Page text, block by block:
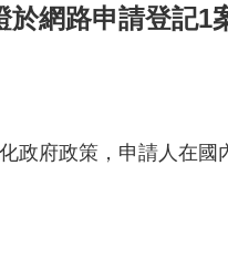
於網路申請登記1
政府政策，申請人在